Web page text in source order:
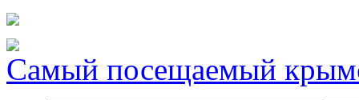
Самый посещаемый